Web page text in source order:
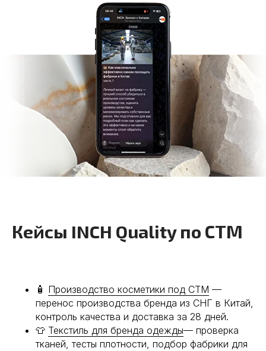
Кейсы INCH Quality по СТМ
🧴 Производство косметики под СТМ —
перенос производства бренда из СНГ в Китай,
контроль качества и доставка за 28 дней.
👕 Текстиль для бренда одежды— проверка
тканей, тесты плотности, подбор фабрики для